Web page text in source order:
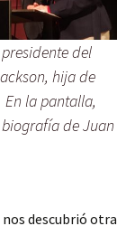
del
hija de
la pantalla,
de Juan
descubrió otra